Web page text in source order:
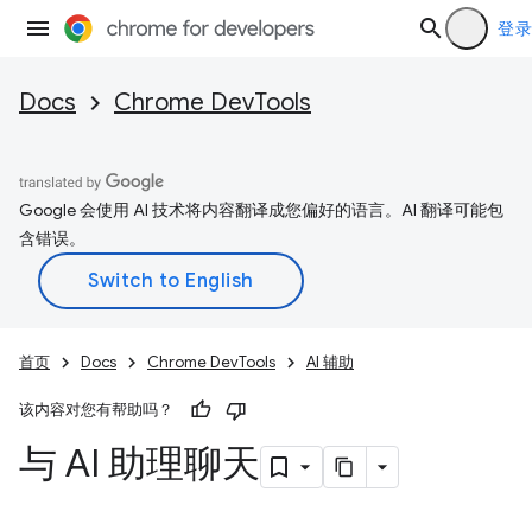
登录
Docs Chrome DevTools
Google 会使用 AI 技术将内容翻译成您偏好的语言。AI 翻译可能包
含错误。
首页 Docs Chrome DevTools AI 辅助
该内容对您有帮助吗？
与 AI 助理聊天